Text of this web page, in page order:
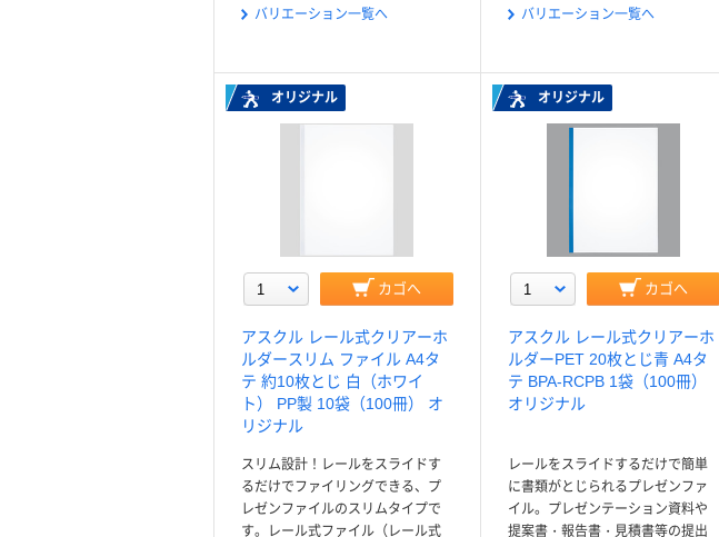
バリエーション一覧へ バリエーション一覧へ
オリジナル
カゴへ
アスクル レール式クリアーホ
ルダースリム ファイル A4タ
テ 約10枚とじ 白（ホワイ
ト） PP製 10袋（100冊） オ
リジナル
スリム設計！レールをスライドす
るだけでファイリングできる、プ
レゼンファイルのスリムタイプで
す。レール式ファイル（レール式
オリジナル
カゴへ
アスクル レール式クリアーホ
ルダーPET 20枚とじ青 A4タ
テ BPA-RCPB 1袋（100冊）
オリジナル
レールをスライドするだけで簡単
に書類がとじられるプレゼンファ
イル。プレゼンテーション資料や
提案書・報告書・見積書等の提出